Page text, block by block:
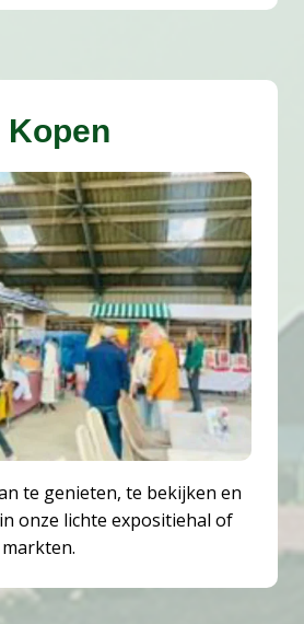
Kopen
te genieten, te bekijken en
onze lichte expositiehal of